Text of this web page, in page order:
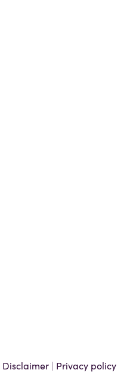
Disclaimer | Privacy policy